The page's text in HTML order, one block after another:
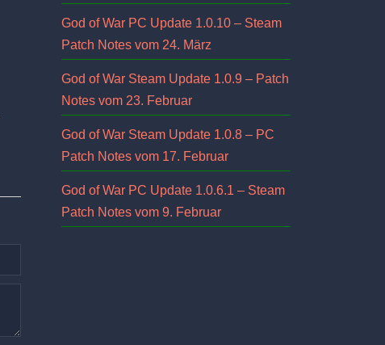
God of War PC Update 1.0.10 – Steam
Patch Notes vom 24. März
God of War Steam Update 1.0.9 – Patch
Notes vom 23. Februar
God of War Steam Update 1.0.8 – PC
Patch Notes vom 17. Februar
God of War PC Update 1.0.6.1 – Steam
Patch Notes vom 9. Februar